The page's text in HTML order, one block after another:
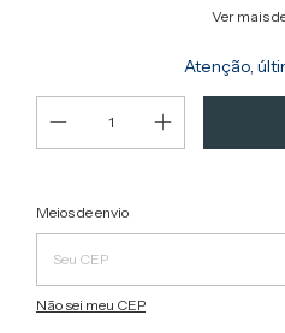
Ver mais
Atenção,
Entregas para o CEP:
Meios de envio
Não sei meu CEP